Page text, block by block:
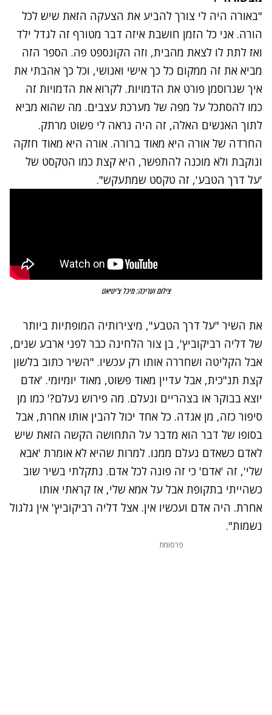
"באורה היה לי צורך להביע את הצעקה הזאת שיש לכל
הורה. אני כל הזמן חושבת איזה דבר מטורף זה לגדל ילד
ואז לתת לו לצאת מהבית, וזה הקונספט פה. הספר הזה
מביא את זה ממקום כל כך אישי ואנושי, וכל כך אהבתי את
איך שגרוסמן פורט את הדמויות. לקרוא את הדמויות זה
כמו להסתכל על מפה של מערכת עצבים. מה שהוא מביא
לתוך האנשים האלה, זה היה נראה לי פשוט מרתק.
החרדה של אורה היא מאוד ברורה. אורה היא מאוד חזקה
ונוקבת ולא מוכנה להתפשר, היא קצת כמו הטקסט של
'על דרך הטבע', זה טקסט שמתעקש".
צילום ועריכה: מיכל צ'יטיאט
את השיר "על דרך הטבע", מיצירותיה המופתיות ביותר
של דליה רביקוביץ', בן צור הלחינה כבר לפני ארבע שנים,
אבל הקליטה ושחררה אותו רק עכשיו. "השיר כתוב בלשון
קצת תנ"כית, אבל עדיין מאוד פשוט, מאוד יומיומי. 'אדם
יוצא בבוקר או בצהריים ונעלם. מה פירוש נעלם?' כמו מן
סיפור כזה, מן אגדה. כל אחד יכול להבין אותו אחרת, אבל
בסופו של דבר הוא מדבר על התחושה הקשה הזאת שיש
לאדם כשאדם נעלם ממנו. למרות שהיא לא אומרת 'אבא
שלי', זה 'אדם' כי זה פונה לכל אדם. נתקלתי בשיר שוב
כשהייתי בתקופת אבל על אמא שלי, אז קראתי אותו
אחרת. היה אדם ועכשיו אין. אצל דליה רביקוביץ' אין גלגול
נשמות".
פרסומת